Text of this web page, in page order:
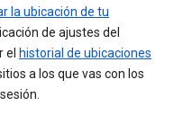
la ubicación de tu
de ajustes del
el historial de ubicaciones
a los que vas con los